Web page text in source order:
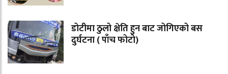
डोटीमा ठुलो क्षेति हुन बाट जोगिएको बस
दुर्घटना ( पाँच फोटो)